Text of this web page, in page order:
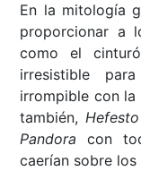
En la mitología
proporcionar a
como el
irresistible
irrompible con
también,Hefesto
Pandora con
caerían sobre los